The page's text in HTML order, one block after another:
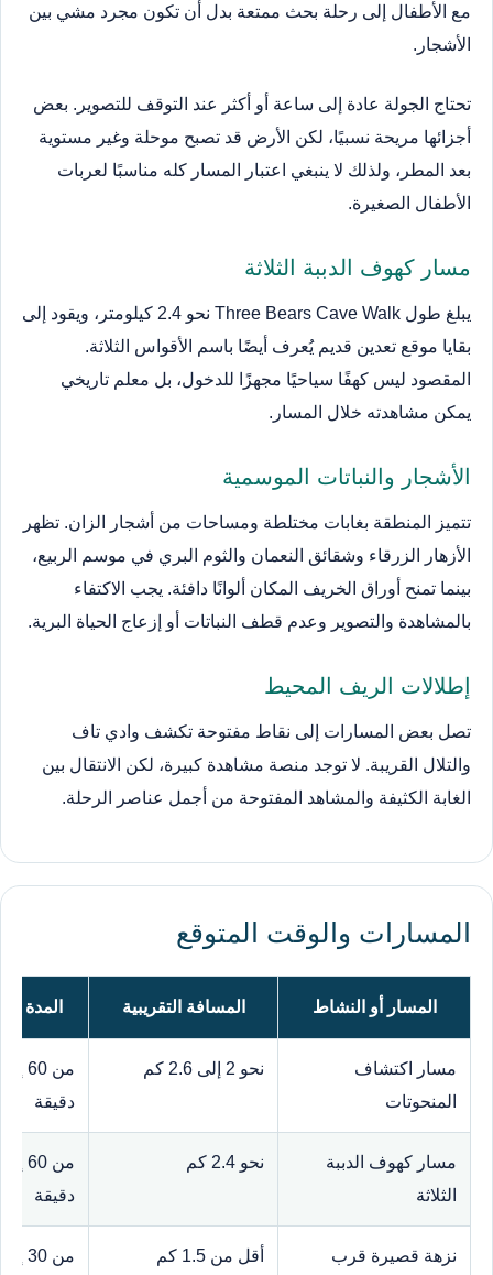
مع الأطفال إلى رحلة بحث ممتعة بدل أن تكون مجرد مشي بين
الأشجار.
تحتاج الجولة عادة إلى ساعة أو أكثر عند التوقف للتصوير. بعض
أجزائها مريحة نسبيًا، لكن الأرض قد تصبح موحلة وغير مستوية
بعد المطر، ولذلك لا ينبغي اعتبار المسار كله مناسبًا لعربات
الأطفال الصغيرة.
مسار كهوف الدببة الثلاثة
يبلغ طول Three Bears Cave Walk نحو 2.4 كيلومتر، ويقود إلى
بقايا موقع تعدين قديم يُعرف أيضًا باسم الأقواس الثلاثة.
المقصود ليس كهفًا سياحيًا مجهزًا للدخول، بل معلم تاريخي
يمكن مشاهدته خلال المسار.
الأشجار والنباتات الموسمية
تتميز المنطقة بغابات مختلطة ومساحات من أشجار الزان. تظهر
الأزهار الزرقاء وشقائق النعمان والثوم البري في موسم الربيع،
بينما تمنح أوراق الخريف المكان ألوانًا دافئة. يجب الاكتفاء
بالمشاهدة والتصوير وعدم قطف النباتات أو إزعاج الحياة البرية.
إطلالات الريف المحيط
تصل بعض المسارات إلى نقاط مفتوحة تكشف وادي تاف
والتلال القريبة. لا توجد منصة مشاهدة كبيرة، لكن الانتقال بين
الغابة الكثيفة والمشاهد المفتوحة من أجمل عناصر الرحلة.
المسارات والوقت المتوقع
المسار أو النشاط المسافة التقريبية المدة
مسار اكتشاف
المنحوتات
نحو 2 إلى 2.6 كم
دقيقة
مسار كهوف الدببة
الثلاثة
نحو 2.4 كم
دقيقة
نزهة قصيرة قرب أقل من 1.5 كم